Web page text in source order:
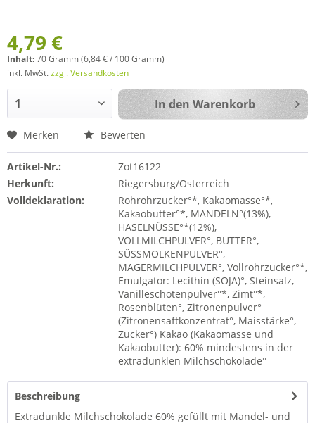
4,79 €
Inhalt:70 Gramm (6,84 € / 100 Gramm)
inkl. MwSt.zzgl. Versandkosten
In den Warenkorb
Merken Bewerten
Artikel-Nr.:
Zot16122
Herkunft:
Riegersburg/Österreich
Volldeklaration:
Rohrohrzucker°*, Kakaomasse°*,
Kakaobutter°*, MANDELN°(13%),
HASELNÜSSE°*(12%),
VOLLMILCHPULVER°, BUTTER°,
SÜSSMOLKENPULVER°,
MAGERMILCHPULVER°, Vollrohrzucker°*,
Emulgator: Lecithin (SOJA)°, Steinsalz,
Vanilleschotenpulver°*, Zimt°*,
Rosenblüten°, Zitronenpulver°
(Zitronensaftkonzentrat°, Maisstärke°,
Zucker°) Kakao (Kakaomasse und
Kakaobutter): 60% mindestens in der
extradunklen Milchschokolade°
Beschreibung
Extradunkle Milchschokolade 60% gefüllt mit Mandel- und